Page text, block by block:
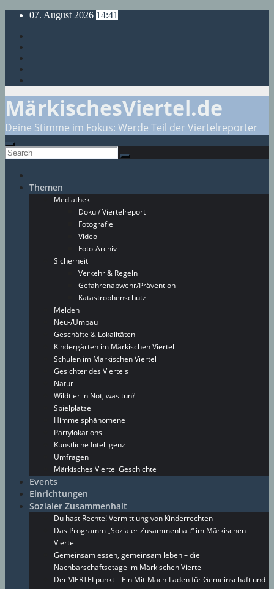
Skip
content
07. August 2026 14:41
MärkischesViertel.de
Deine Stimme im Fokus: Werde Teil der Viertelreporter
Themen
Mediathek
Doku / Viertelreport
Fotografie
Video
Foto-Archiv
Sicherheit
Verkehr & Regeln
Gefahrenabwehr/Prävention
Katastrophenschutz
Melden
Neu-/Umbau
Geschäfte & Lokalitäten
Kindergärten im Märkischen Viertel
Schulen im Märkischen Viertel
Gesichter des Viertels
Natur
Wildtier in Not, was tun?
Spielplätze
Himmelsphänomene
Partylokations
Künstliche Intelligenz
Umfragen
Märkisches Viertel Geschichte
Events
Einrichtungen
Sozialer Zusammenhalt
Du hast Rechte! Vermittlung von Kinderrechten
Das Programm „Sozialer Zusammenhalt“ im Märkischen
Viertel
Gemeinsam essen, gemeinsam leben – die
Nachbarschaftsetage im Märkischen Viertel
Der VIERTELpunkt – Ein Mit-Mach-Laden für Gemeinschaft und